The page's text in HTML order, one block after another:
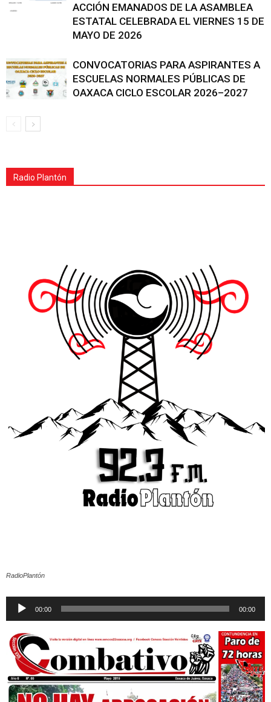
ACCIÓN EMANADOS DE LA ASAMBLEA
ESTATAL CELEBRADA EL VIERNES 15 DE
MAYO DE 2026
CONVOCATORIAS PARA ASPIRANTES A
ESCUELAS NORMALES PÚBLICAS DE
OAXACA CICLO ESCOLAR 2026–2027
Radio Plantón
RadioPlantón
Reproductor
00:00 00:00